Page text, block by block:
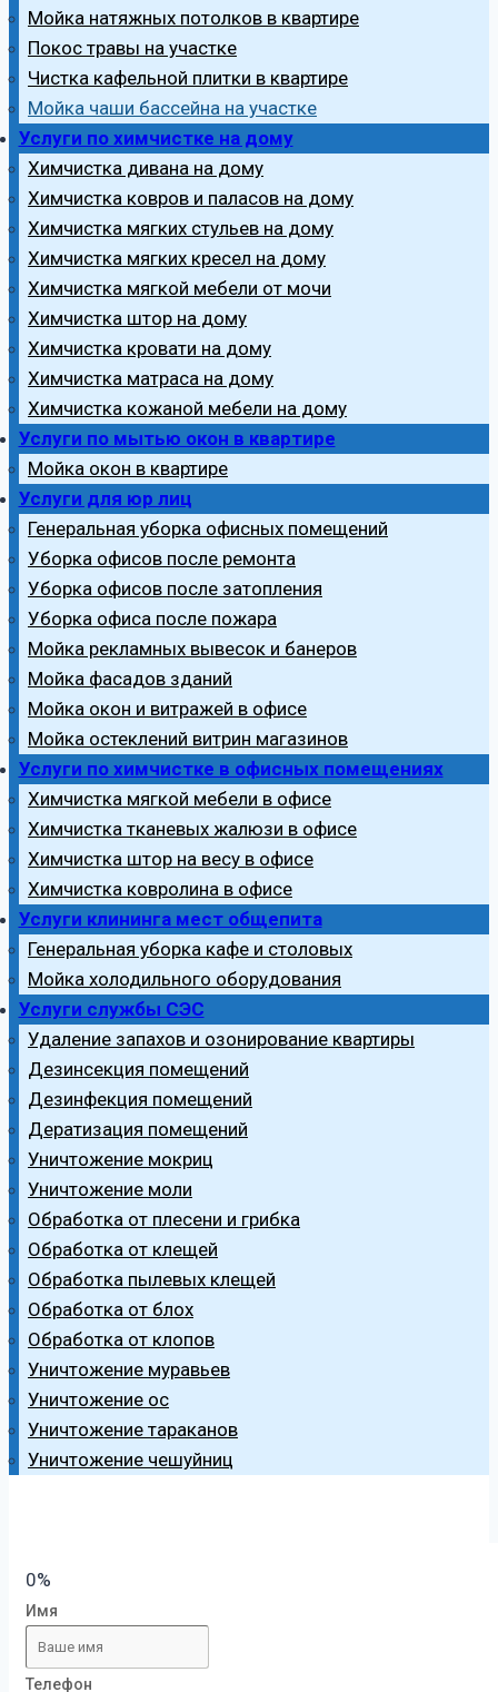
Мойка натяжных потолков в квартире
Покос травы на участке
Чистка кафельной плитки в квартире
Мойка чаши бассейна на участке
Услуги по химчистке на дому
Химчистка дивана на дому
Химчистка ковров и паласов на дому
Химчистка мягких стульев на дому
Химчистка мягких кресел на дому
Химчистка мягкой мебели от мочи
Химчистка штор на дому
Химчистка кровати на дому
Химчистка матраса на дому
Химчистка кожаной мебели на дому
Услуги по мытью окон в квартире
Мойка окон в квартире
Услуги для юр лиц
Генеральная уборка офисных помещений
Уборка офисов после ремонта
Уборка офисов после затопления
Уборка офиса после пожара
Мойка рекламных вывесок и банеров
Мойка фасадов зданий
Мойка окон и витражей в офисе
Мойка остеклений витрин магазинов
Услуги по химчистке в офисных помещениях
Химчистка мягкой мебели в офисе
Химчистка тканевых жалюзи в офисе
Химчистка штор на весу в офисе
Химчистка ковролина в офисе
Услуги клининга мест общепита
Генеральная уборка кафе и столовых
Мойка холодильного оборудования
Услуги службы СЭС
Удаление запахов и озонирование квартиры
Дезинсекция помещений
Дезинфекция помещений
Дератизация помещений
Уничтожение мокриц
Уничтожение моли
Обработка от плесени и грибка
Обработка от клещей
Обработка пылевых клещей
Обработка от блох
Обработка от клопов
Уничтожение муравьев
Уничтожение ос
Уничтожение тараканов
Уничтожение чешуйниц
0%
Имя
Телефон